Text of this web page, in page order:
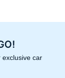
exclusive car